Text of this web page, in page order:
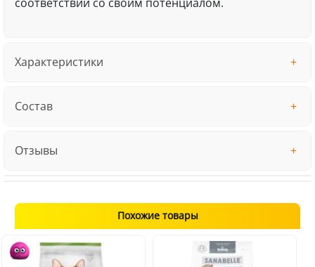
Характеристики
Состав
Отзывы
Похожие товары